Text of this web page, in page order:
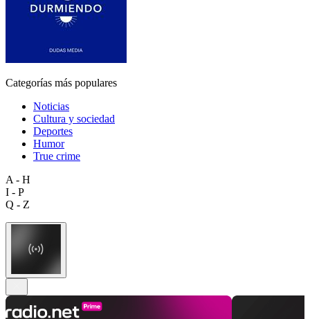
Categorías más populares
Noticias
Cultura y sociedad
Deportes
Humor
True crime
A - H
I - P
Q - Z